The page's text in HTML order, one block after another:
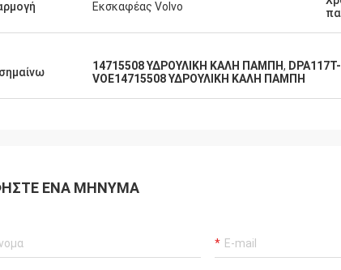
Εκσκαφέας Volvo
14715508 ΥΔΡΟΥΛΙΚΗ ΚΑΛΗ ΠΑΜΠΗ,
VOE14715508 ΥΔΡΟΥΛΙΚΗ ΚΑΛΗ ΠΑΜΠΗ
ΈΝΑ ΜΉΝΥΜΑ